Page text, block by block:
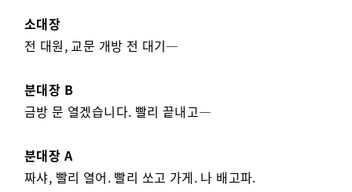
소대장
전 대원, 교문 개방 전 대기—
분대장 B
금방 문 열겠습니다. 빨리 끝내고—
분대장 A
짜샤, 빨리 열어. 빨리 쏘고 가게. 나 배고파.